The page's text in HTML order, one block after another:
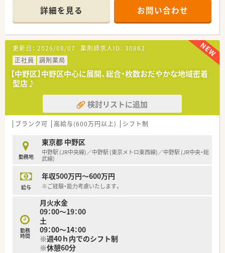
■処方箋枚数は1日あたり80枚から100枚程度ですが、軽量な科
目が中心のため薬剤師1人あたりの業務負担は比較的少なめで
す。
■現在は薬剤師3名体制で運営しており、駅近の利便性と落ち着
いた処方内容を両立させた非常に働きやすい環境が整っていま
す。
【募集背景と求める人物像について】
■処方箋枚数の順調な回復に伴う人員強化のための急募であり、
■未経験やブランクがある30代までの方も歓迎しておます。
■将来的に管理薬剤師やマネジメント業務に挑戦したいという
意欲をお持ちであれば、社内試験を通じて早期の昇格も可能で
す。
【想定されるキャリアイメージ】
■入社2年目から管理薬剤師や薬局長を目指せる自己応募制の昇
格試験があり、自らの意志でキャリアを切り拓くことができま
■マネジメントコースだけでなく専門性を極めるスペシャリス
トコースも用意されており、志向に合わせた成長が可能です。
に応じた個別サポート体制により着実なステップアップが望め
ます。
詳細を見る お問い合わせ
更新日： 2026/08/07 薬剤師求人ID： 30862
正社員
調剤薬局
【中野区】中野区中心に展開、総合・枚数おだやかな地域密着
型店♪
検討リストに追加
ブランク可 高給与(600万円以上) シフト制
勤務地
東京都 中野区
中野駅 (JR中央線)／中野駅 (東京メトロ東西線)／中野駅 (JR中央・総
武線)
給与
年収500万円～600万円
※ご経験・能力考慮いたします。
勤務
時間
月火水金
09：00～19：00
土
09：00～14：00
※週40ｈ内でのシフト制
※休憩60分